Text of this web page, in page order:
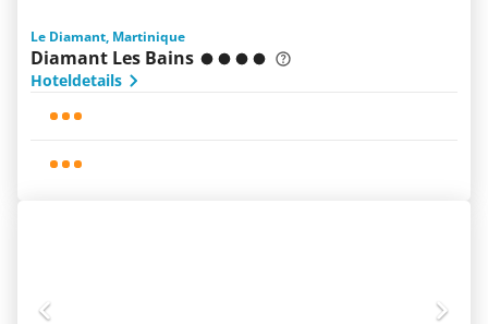
Le Diamant, Martinique
Diamant Les Bains
Hoteldetails